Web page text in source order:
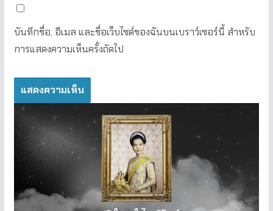
บันทึกชื่อ, อีเมล และชื่อเว็บไซต์ของฉันบนเบราว์เซอร์นี้ สำหรับ
การแสดงความเห็นครั้งถัดไป